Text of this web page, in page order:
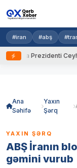
#iran #abş
Prezidenti Ceyhun
Ana
Səhifə
Yaxın
Şərq
YAXIN ŞƏRQ
ABŞ İranın
gəmini vurub